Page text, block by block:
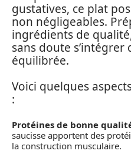
gustatives, ce plat
non négligeables.
ingrédients de
sans doute
équilibrée.
Voici quelques
:
Protéines de bonne
saucisse apportent des
la construction musculaire.